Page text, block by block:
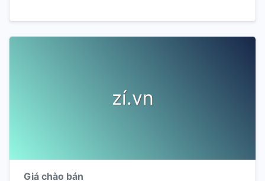
zí.vn
Giá chào bán